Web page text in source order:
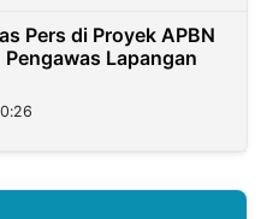
Pers di Proyek APBN
Pengawas Lapangan